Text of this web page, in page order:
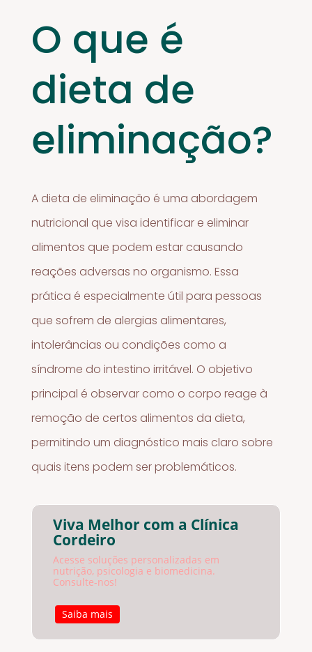
O que é
dieta de
eliminação?
A dieta de eliminação é uma abordagem
nutricional que visa identificar e eliminar
alimentos que podem estar causando
reações adversas no organismo. Essa
prática é especialmente útil para pessoas
que sofrem de alergias alimentares,
intolerâncias ou condições como a
síndrome do intestino irritável. O objetivo
principal é observar como o corpo reage à
remoção de certos alimentos da dieta,
permitindo um diagnóstico mais claro sobre
quais itens podem ser problemáticos.
Viva Melhor com a Clínica
Cordeiro
Acesse soluções personalizadas em
nutrição, psicologia e biomedicina.
Consulte-nos!
Saiba mais